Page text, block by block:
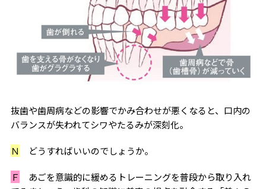
抜歯や歯周病などの影響でかみ合わせが悪くなると、口内の
バランスが失われてシワやたるみが深刻化。
Ｎ どうすればいいのでしょうか。
Ｆ
あごを意識的に緩めるトレーニングを普段から取り入れ